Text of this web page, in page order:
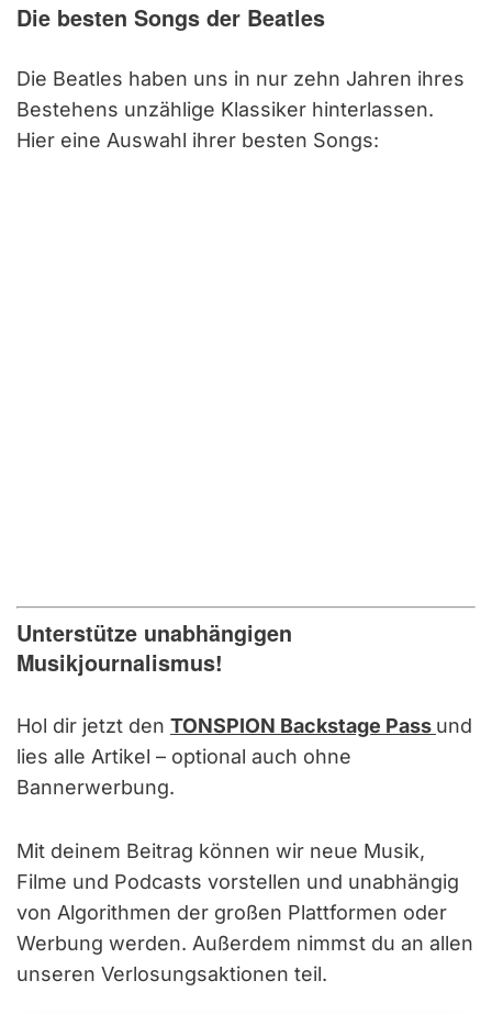
Die besten Songs der Beatles
Die Beatles haben uns in nur zehn Jahren ihres
Bestehens unzählige Klassiker hinterlassen.
Hier eine Auswahl ihrer besten Songs:
Unterstütze unabhängigen
Musikjournalismus!
Hol dir jetzt den TONSPION Backstage Pass und
lies alle Artikel – optional auch ohne
Bannerwerbung.
Mit deinem Beitrag können wir neue Musik,
Filme und Podcasts vorstellen und unabhängig
von Algorithmen der großen Plattformen oder
Werbung werden. Außerdem nimmst du an allen
unseren Verlosungsaktionen teil.